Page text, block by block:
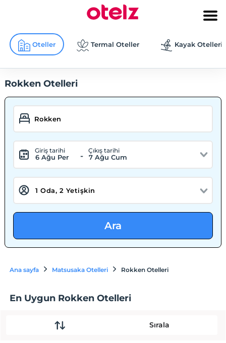
Oteller Termal Oteller Kayak Otelleri
Rokken Otelleri
Giriş tarihi
6 Ağu Per -
Çıkış tarihi
7 Ağu Cum
Ara
Ana sayfa Matsusaka Otelleri Rokken Otelleri
En Uygun Rokken Otelleri
Sırala